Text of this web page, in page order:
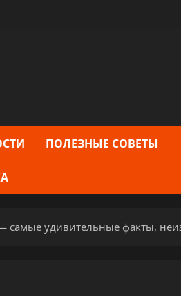
ПОЛЕЗНЫЕ СОВЕТЫ
удивительные факты,